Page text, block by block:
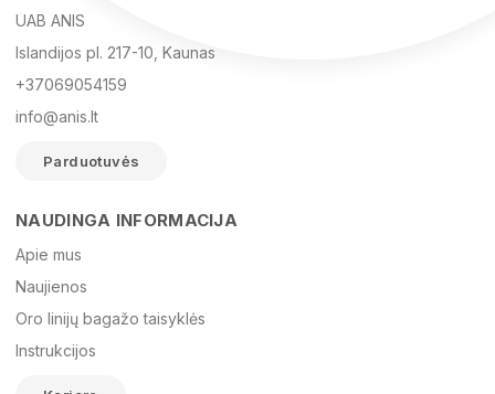
El. paštas
UAB ANIS
Islandijos pl. 217-10, Kaunas
+37069054159
info@anis.lt
Parduotuvės
NAUDINGA INFORMACIJA
Apie mus
Naujienos
Oro linijų bagažo taisyklės
Instrukcijos